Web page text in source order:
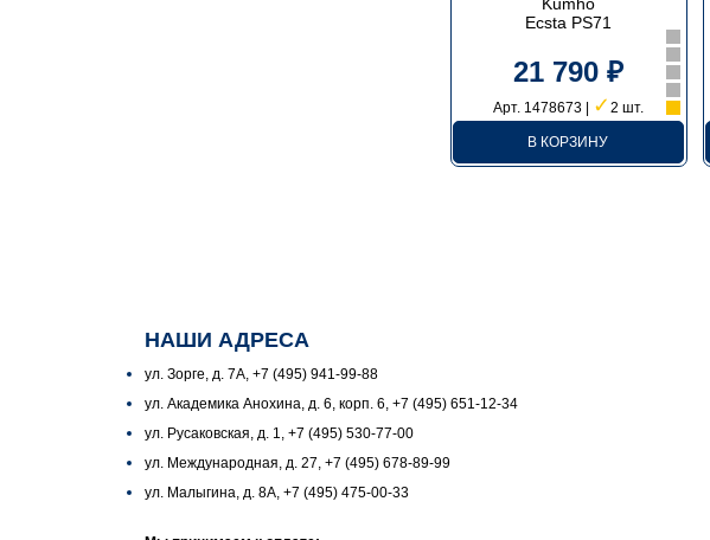
Ecsta PS71
21 790 ₽
Арт. 1478673 | ✓ 2 шт.
В КОРЗИНУ
НАШИ АДРЕСА
ул. Зорге, д. 7А, +7 (495) 941-99-88
ул. Академика Анохина, д. 6, корп. 6, +7 (495) 651-12-34
ул. Русаковская, д. 1, +7 (495) 530-77-00
ул. Международная, д. 27, +7 (495) 678-89-99
ул. Малыгина, д. 8А, +7 (495) 475-00-33